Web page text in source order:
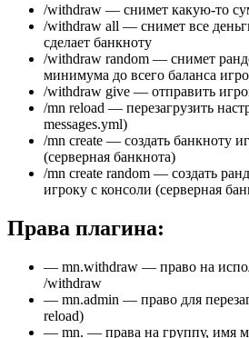
/withdraw — снимет какую-то
/withdraw all — снимет все
сделает банкноту
/withdraw random — снимет
минимума до всего баланса
/withdraw give — отправить
/mn reload — перезагрузить
messages.yml)
/mn create — создать банкноту
(серверная банкнота)
/mn create random — создать
игроку с консоли (серверная
Права плагина:
— mn.withdraw — право на
/withdraw
— mn.admin — право для
reload)
— mn. — права на группу, имя